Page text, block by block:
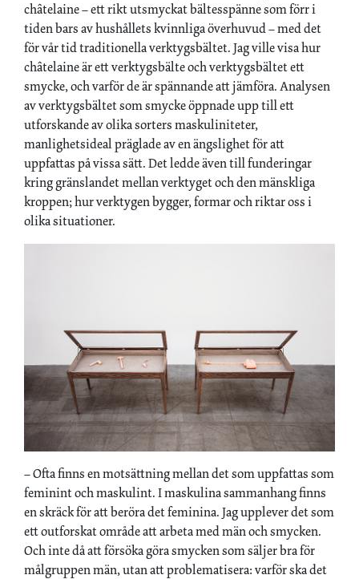
châtelaine – ett rikt utsmyckat bältesspänne som förr i
tiden bars av hushållets kvinnliga överhuvud – med det
för vår tid traditionella verktygsbältet. Jag ville visa hur
châtelaine är ett verktygsbälte och verktygsbältet ett
smycke, och varför de är spännande att jämföra. Analysen
av verktygsbältet som smycke öppnade upp till ett
utforskande av olika sorters maskuliniteter,
manlighetsideal präglade av en ängslighet för att
uppfattas på vissa sätt. Det ledde även till funderingar
kring gränslandet mellan verktyget och den mänskliga
kroppen; hur verktygen bygger, formar och riktar oss i
olika situationer.
– Ofta finns en motsättning mellan det som uppfattas som
feminint och maskulint. I maskulina sammanhang finns
en skräck för att beröra det feminina. Jag upplever det som
ett outforskat område att arbeta med män och smycken.
Och inte då att försöka göra smycken som säljer bra för
målgruppen män, utan att problematisera: varför ska det